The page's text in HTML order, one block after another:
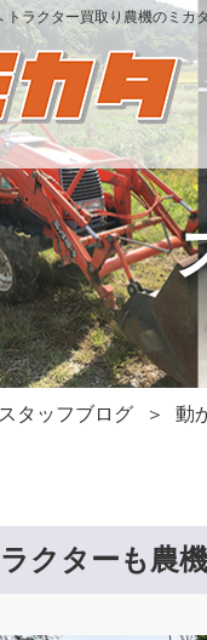
トラクター買取り農機のミカ
スタッフブログ 動
クターも農